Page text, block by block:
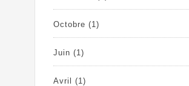
Octobre (1)
Juin (1)
Avril (1)